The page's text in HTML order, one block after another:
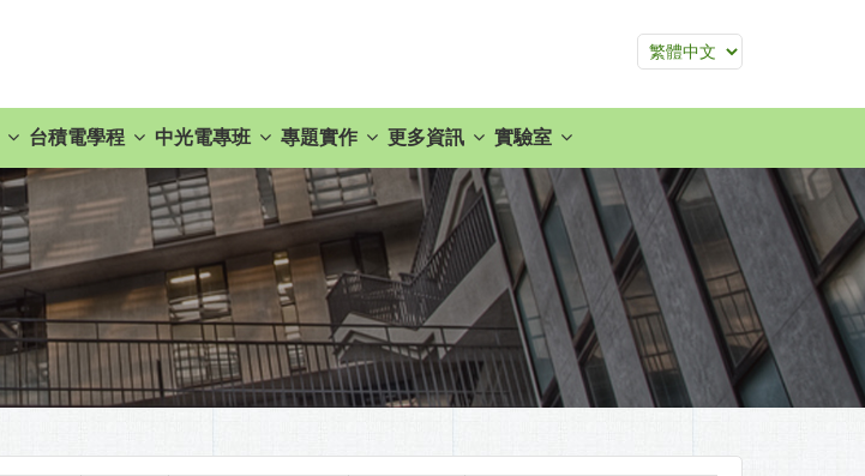
台積電學程 中光電專班 專題實作 更多資訊 實驗室